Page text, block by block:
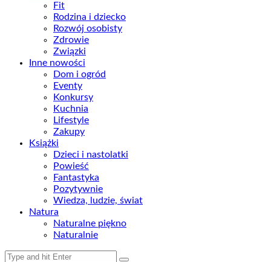
Fit
Rodzina i dziecko
Rozwój osobisty
Zdrowie
Związki
Inne nowości
Dom i ogród
Eventy
Konkursy
Kuchnia
Lifestyle
Zakupy
Książki
Dzieci i nastolatki
Powieść
Fantastyka
Pozytywnie
Wiedza, ludzie, świat
Natura
Naturalne piękno
Naturalnie